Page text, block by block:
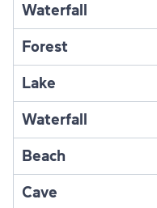
Waterfall
Forest
Lake
Waterfall
Beach
Cave